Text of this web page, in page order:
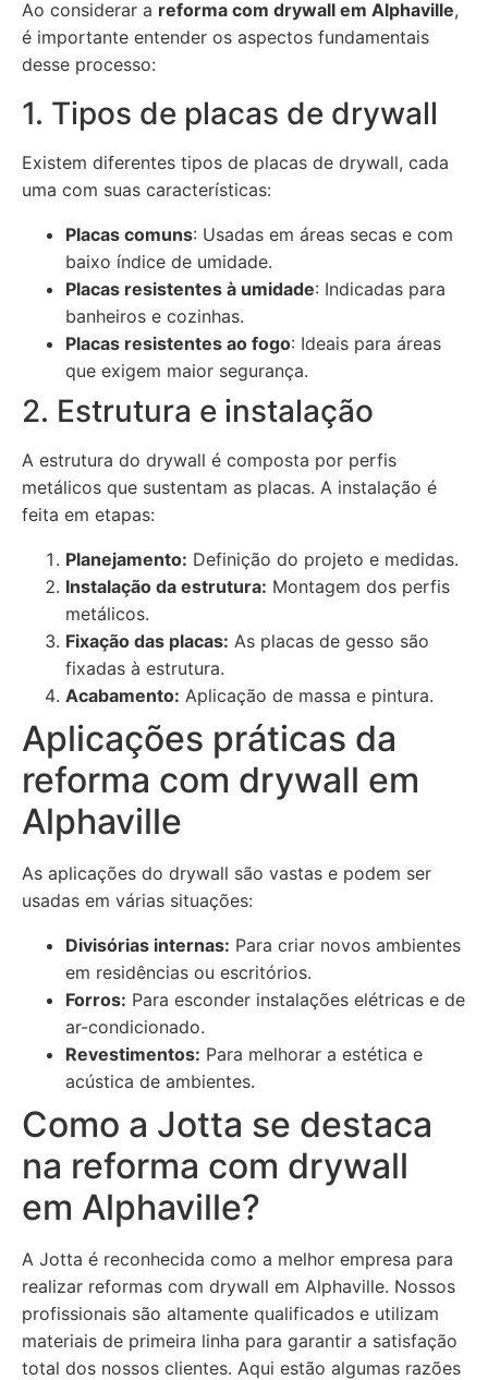
Ao considerar a reforma com drywall em Alphaville,
é importante entender os aspectos fundamentais
desse processo:
1. Tipos de placas de drywall
Existem diferentes tipos de placas de drywall, cada
uma com suas características:
Placas comuns: Usadas em áreas secas e com
baixo índice de umidade.
Placas resistentes à umidade: Indicadas para
banheiros e cozinhas.
Placas resistentes ao fogo: Ideais para áreas
que exigem maior segurança.
2. Estrutura e instalação
A estrutura do drywall é composta por perfis
metálicos que sustentam as placas. A instalação é
feita em etapas:
Planejamento: Definição do projeto e medidas.
Instalação da estrutura: Montagem dos perfis
metálicos.
Fixação das placas: As placas de gesso são
fixadas à estrutura.
Acabamento: Aplicação de massa e pintura.
Aplicações práticas da
reforma com drywall em
Alphaville
As aplicações do drywall são vastas e podem ser
usadas em várias situações:
Divisórias internas: Para criar novos ambientes
em residências ou escritórios.
Forros: Para esconder instalações elétricas e de
ar-condicionado.
Revestimentos: Para melhorar a estética e
acústica de ambientes.
Como a Jotta se destaca
na reforma com drywall
em Alphaville?
A Jotta é reconhecida como a melhor empresa para
realizar reformas com drywall em Alphaville. Nossos
profissionais são altamente qualificados e utilizam
materiais de primeira linha para garantir a satisfação
total dos nossos clientes. Aqui estão algumas razões